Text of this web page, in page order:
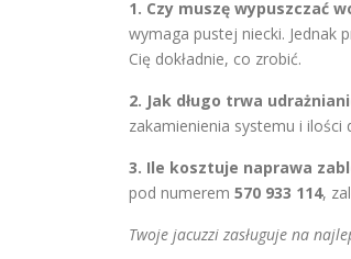
1. Czy muszę wypuszczać
wymaga pustej niecki. Jednak
Cię dokładnie, co zrobić.
2. Jak długo trwa
zakamienienia systemu i
3. Ile kosztuje naprawa
pod numerem 570 933 114,
Twoje jacuzzi zasługuje na